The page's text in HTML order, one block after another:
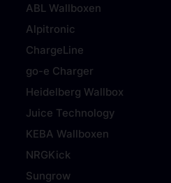
ABL Wallboxen
Alpitronic
ChargeLine
go-e Charger
Heidelberg Wallbox
Juice Technology
KEBA Wallboxen
NRGKick
Sungrow